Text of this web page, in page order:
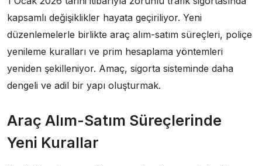
kapsamlı değişiklikler hayata geçiriliyor. Yeni
düzenlemelerle birlikte araç alım-satım süreçleri, poliçe
yenileme kuralları ve prim hesaplama yöntemleri
yeniden şekilleniyor. Amaç, sigorta sisteminde daha
dengeli ve adil bir yapı oluşturmak.
Araç Alım-Satım Süreçlerinde
Yeni Kurallar